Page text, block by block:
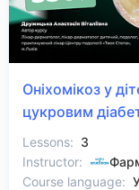
Оніхомікоз у
цукровим
діагностичні
лікування
Lessons: 3
Instructor:
Course language: